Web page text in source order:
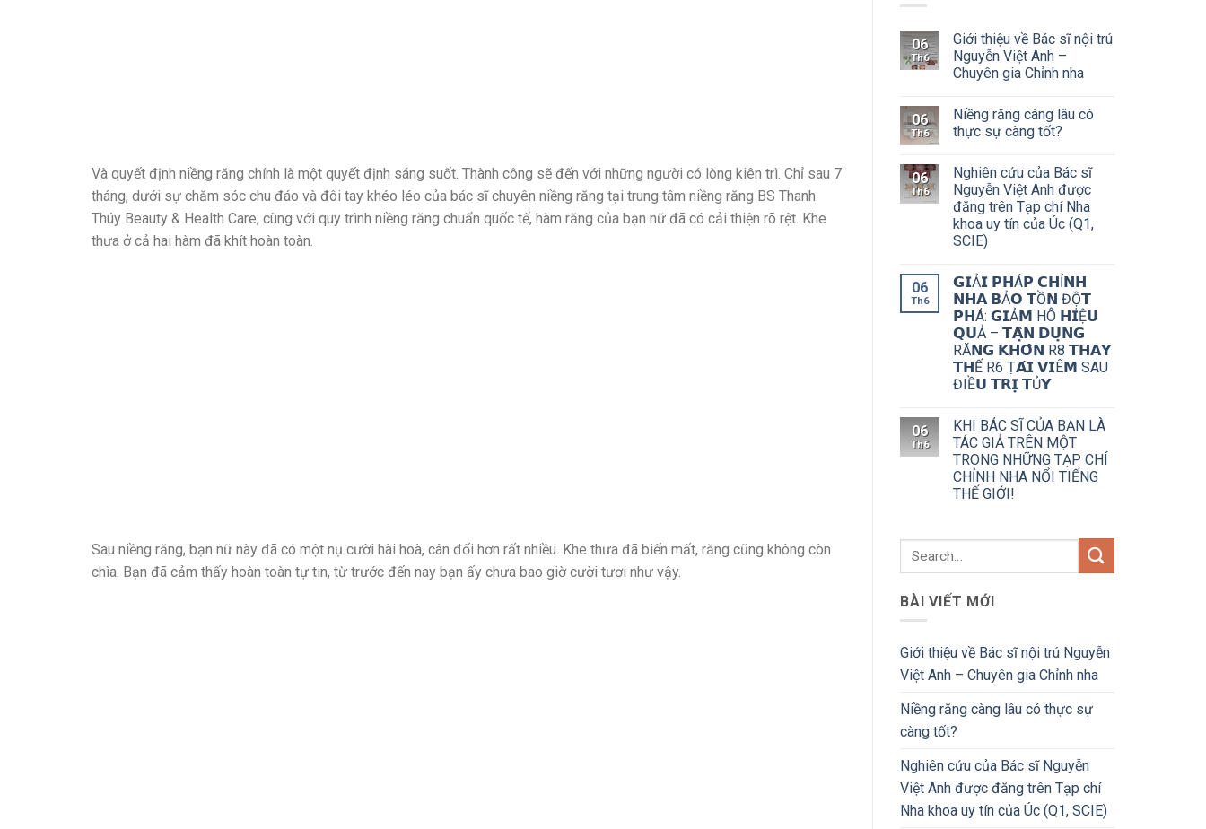
Và quyết định niềng răng chính là một quyết định sáng suốt. Thành công sẽ đến với những người có lòng kiên trì. Chỉ sau 7
tháng, dưới sự chăm sóc chu đáo và đôi tay khéo léo của bác sĩ chuyên niềng răng tại trung tâm niềng răng BS Thanh
Thúy Beauty & Health Care, cùng với quy trình niềng răng chuẩn quốc tế, hàm răng của bạn nữ đã có cải thiện rõ rệt. Khe
thưa ở cả hai hàm đã khít hoàn toàn.
Sau niềng răng, bạn nữ này đã có một nụ cười hài hoà, cân đối hơn rất nhiều. Khe thưa đã biến mất, răng cũng không còn
chìa. Bạn đã cảm thấy hoàn toàn tự tin, từ trước đến nay bạn ấy chưa bao giờ cười tươi như vậy.
06
Th6
Giới thiệu về Bác sĩ nội trú
Nguyễn Việt Anh –
Chuyên gia Chỉnh nha
06
Th6
Niềng răng càng lâu có
thực sự càng tốt?
06
Th6
Nghiên cứu của Bác sĩ
Nguyễn Việt Anh được
đăng trên Tạp chí Nha
khoa uy tín của Úc (Q1,
SCIE)
06
Th6
𝗚𝗜Ả𝗜 𝗣𝗛Á𝗣 𝗖𝗛Ỉ𝗡𝗛
𝗡𝗛𝗔 𝗕Ả𝗢 𝗧Ồ𝗡 ĐỘ̣𝗧
𝗣𝗛Á: 𝗚𝗜Ả𝗠 HÔ 𝗛𝗜Ệ𝗨
𝗤𝗨Ả – 𝗧𝗔̣̂𝗡 𝗗𝗨̣𝗡𝗚
RĂ𝗡𝗚 𝗞𝗛𝗢̂𝗡 R8 𝗧𝗛𝗔𝗬
𝗧𝗛Ế R6 Ṭ𝗔́𝗜 𝗩𝗜Ê𝗠 SAU
ĐIỀ𝗨 𝗧𝗥𝗜̣ 𝗧Ủ𝗬
06
Th6
KHI BÁC SĨ CỦA BẠN LÀ
TÁC GIẢ TRÊN MỘT
TRONG NHỮNG TẠP CHÍ
CHỈNH NHA NỔI TIẾNG
THẾ GIỚI!
BÀI VIẾT MỚI
Giới thiệu về Bác sĩ nội trú Nguyễn
Việt Anh – Chuyên gia Chỉnh nha
Niềng răng càng lâu có thực sự
càng tốt?
Nghiên cứu của Bác sĩ Nguyễn
Việt Anh được đăng trên Tạp chí
Nha khoa uy tín của Úc (Q1, SCIE)